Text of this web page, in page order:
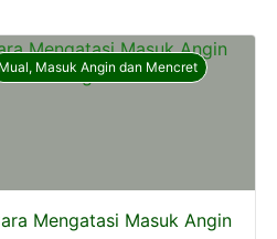
Mual, Masuk Angin dan Mencret
Mengatasi Masuk Angin